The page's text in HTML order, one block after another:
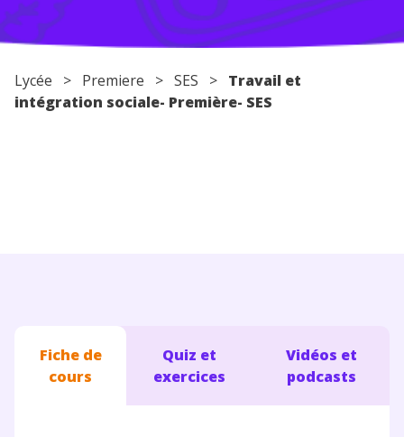
Conseils pour les parents
Lycée > Premiere > SES > Travail et
intégration sociale- Première- SES
Fiche de
cours
Quiz et
exercices
Vidéos et
podcasts